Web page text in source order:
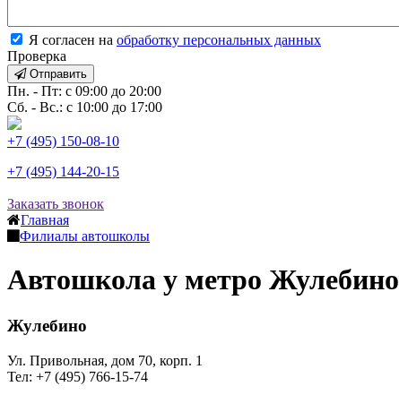
Я согласен на обработку персональных данных
Проверка
Отправить
Пн. - Пт: с 09:00 до 20:00
Сб. - Вс.: с 10:00 до 17:00
+7 (495) 150-08-10
+7 (495) 144-20-15
Заказать звонок
Главная
Филиалы автошколы
Автошкола у метро Жулебино
Жулебино
Ул. Привольная, дом 70, корп. 1
Тел: +7 (495) 766-15-74